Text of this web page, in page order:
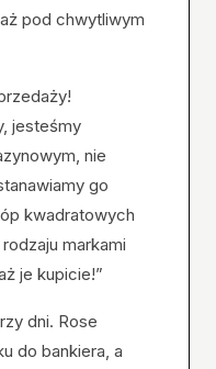
pod chwytliwym
jesteśmy
nie
go
kwadratowych
markami
je kupicie!”
dni. Rose
do bankiera, a